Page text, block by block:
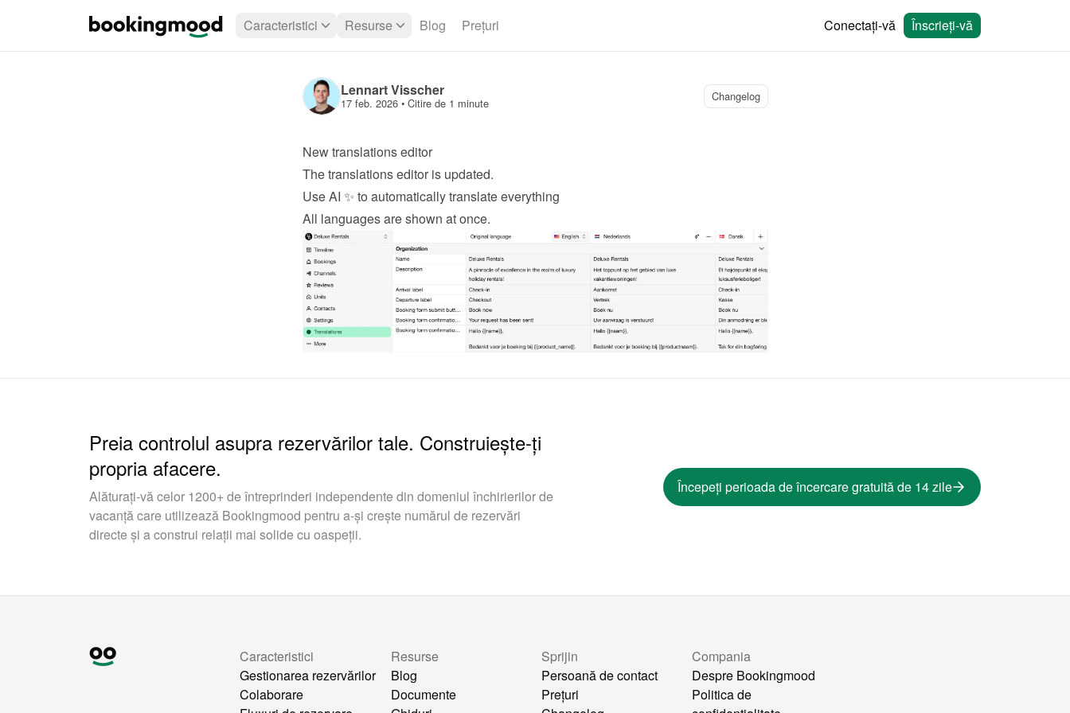
Caracteristici Resurse Blog Prețuri Conectați-vă Înscrieți-vă
Lennart Visscher
17 feb. 2026 • Citire de 1 minute Changelog
New translations editor
The translations editor is updated.
Use AI ✨ to automatically translate everything
All languages are shown at once.
Preia controlul asupra rezervărilor tale. Construiește-ți
propria afacere.
Alăturați-vă celor 1200+ de întreprinderi independente din domeniul închirierilor de
vacanță care utilizează Bookingmood pentru a-și crește numărul de rezervări
directe și a construi relații mai solide cu oaspeții.
Începeți perioada de încercare gratuită de 14 zile
Caracteristici
Gestionarea rezervărilor
Colaborare
Resurse
Blog
Documente
Sprijin
Persoană de contact
Prețuri
Compania
Despre Bookingmood
Politica de